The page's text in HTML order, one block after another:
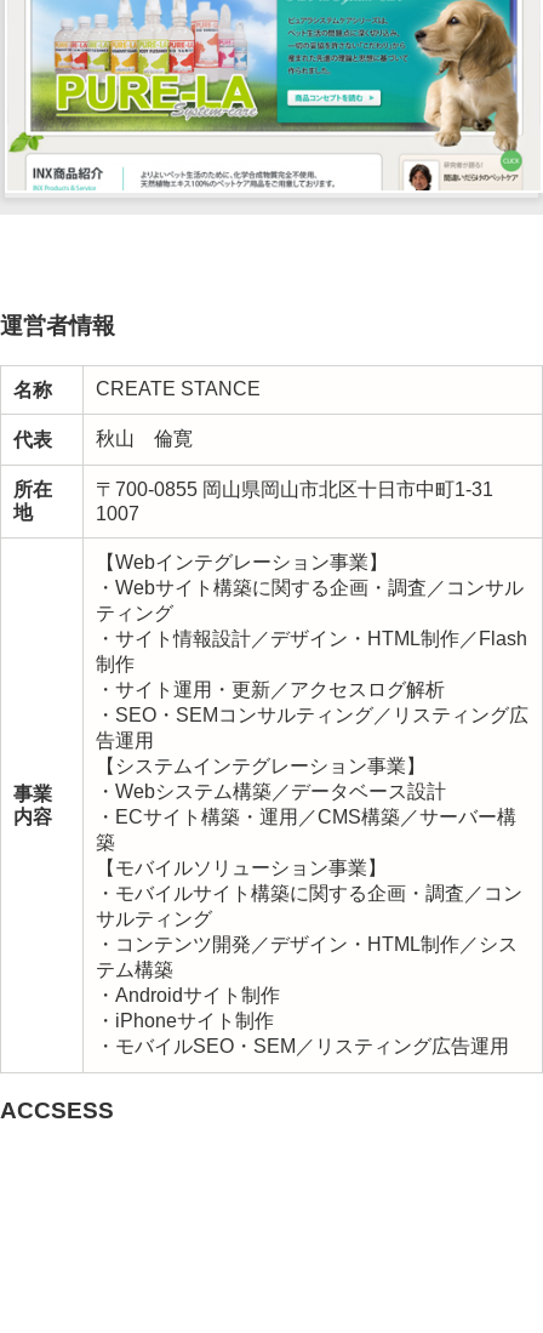
運営者情報
名称 CREATE STANCE
代表 秋山 倫寛
所在
地
〒700-0855 岡山県岡山市北区十日市中町1-31
1007
事業
内容
【Webインテグレーション事業】
・Webサイト構築に関する企画・調査／コンサル
ティング
・サイト情報設計／デザイン・HTML制作／Flash
制作
・サイト運用・更新／アクセスログ解析
・SEO・SEMコンサルティング／リスティング広
告運用
【システムインテグレーション事業】
・Webシステム構築／データベース設計
・ECサイト構築・運用／CMS構築／サーバー構
築
【モバイルソリューション事業】
・モバイルサイト構築に関する企画・調査／コン
サルティング
・コンテンツ開発／デザイン・HTML制作／シス
テム構築
・Androidサイト制作
・iPhoneサイト制作
・モバイルSEO・SEM／リスティング広告運用
ACCSESS